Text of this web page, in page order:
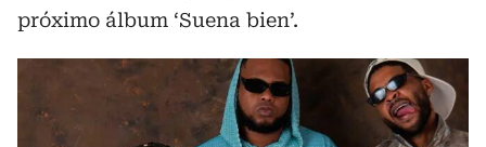
próximo álbum ‘Suena bien’.